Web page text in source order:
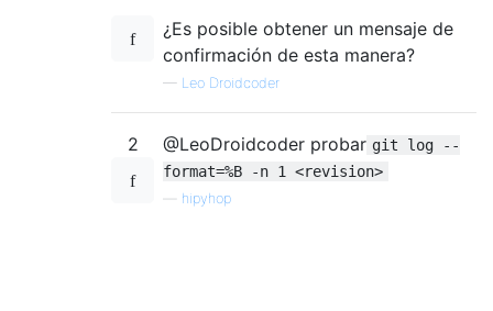
¿Es posible obtener un mensaje de
confirmación de esta manera?
— Leo Droidcoder
2 @LeoDroidcoder probar git log --
format=%B -n 1 <revision>
hipyhop